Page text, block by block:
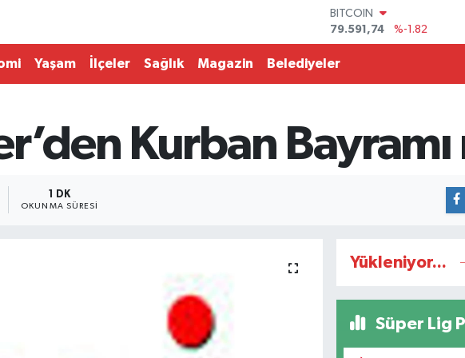
BITCOIN
79.591,74
%-1.82
DOLAR
45,43620
G.ALTIN
6862,09000
Yaşam İlçeler Sağlık Magazin Belediyeler
Kurban Bayramı
1 DK
OKUNMA SÜRESI
Yükleniyor...
Süper Lig